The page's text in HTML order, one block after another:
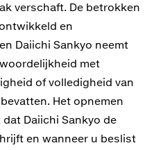
verschaft. De betrokken
en
Daiichi Sankyo neemt
met
of volledigheid van
Het opnemen
Daiichi Sankyo de
en wanneer u beslist